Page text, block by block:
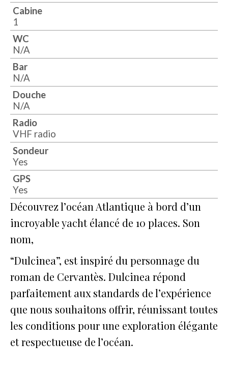
Cabine
1
WC
N/A
Bar
N/A
Douche
N/A
Radio
VHF radio
Sondeur
Yes
GPS
Yes
Découvrez l’océan Atlantique à bord d’un
incroyable yacht élancé de 10 places. Son
nom,
“Dulcinea”, est inspiré du personnage du
roman de Cervantès. Dulcinea répond
parfaitement aux standards de l’expérience
que nous souhaitons offrir, réunissant toutes
les conditions pour une exploration élégante
et respectueuse de l’océan.